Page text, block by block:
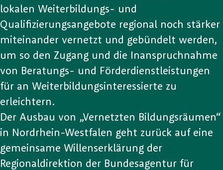
lokalen Weiterbildungs- und
Qualifizierungsangebote regional noch stärker
miteinander vernetzt und gebündelt werden,
um so den Zugang und die Inanspruchnahme
von Beratungs- und Förderdienstleistungen
für an Weiterbildungsinteressierte zu
erleichtern.
Der Ausbau von „Vernetzten Bildungsräumen“
in Nordrhein-Westfalen geht zurück auf eine
gemeinsame Willenserklärung der
Regionaldirektion der Bundesagentur für